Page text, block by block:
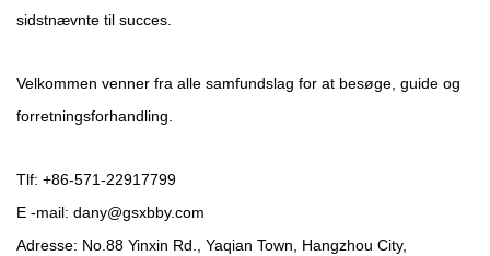
sidstnævnte til succes.
Velkommen venner fra alle samfundslag for at besøge, guide og
forretningsforhandling.
Tlf: +86-571-22917799
E -mail: dany@gsxbby.com
Adresse: No.88 Yinxin Rd., Yaqian Town, Hangzhou City,